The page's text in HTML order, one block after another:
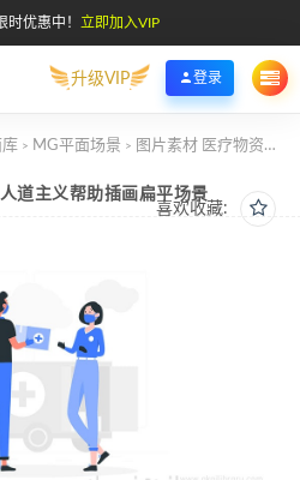
时优惠中！ 立即加入VIP
升级VIP 登录
库 > MG平面场景 > 图片素材 医疗物资口罩捐赠人道主义帮助插画扁平场景
喜欢收藏:
道主义帮助插画扁平场景